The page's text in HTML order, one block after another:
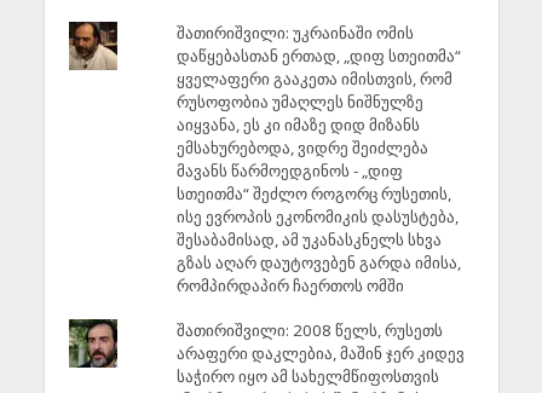
შათირიშვილი: უკრაინაში ომის
დაწყებასთან ერთად, „დიფ სთეითმა“
ყველაფერი გააკეთა იმისთვის, რომ
რუსოფობია უმაღლეს ნიშნულზე
აიყვანა, ეს კი იმაზე დიდ მიზანს
ემსახურებოდა, ვიდრე შეიძლება
მავანს წარმოედგინოს - „დიფ
სთეითმა“ შეძლო როგორც რუსეთის,
ისე ევროპის ეკონომიკის დასუსტება,
შესაბამისად, ამ უკანასკნელს სხვა
გზას აღარ დაუტოვებენ გარდა იმისა,
რომპირდაპირ ჩაერთოს ომში
შათირიშვილი: 2008 წელს, რუსეთს
არაფერი დაკლებია, მაშინ ჯერ კიდევ
საჭირო იყო ამ სახელმწიფოსთვის